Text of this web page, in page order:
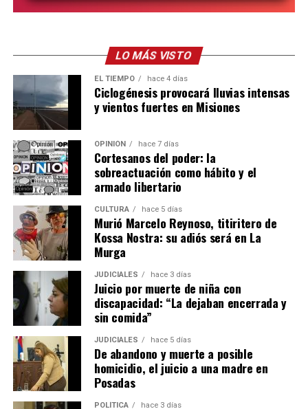
registrados en la Oficina de Empleo y en elPortal
de cada empleador mediante un cruce con ARCA.
Capacitaciones para mejorar la
empleabilidad
capacitación gratuita para fortalecer los perfiles
laborales.
“Las consideramos como la principal herramienta que le
podemos facilitar a los chicos que están en el proceso de
búsqueda laboral”, sostuvo Abrazian.
Las propuestas se dividen en cuatro ejes. El primero está
orientado al primer empleo e incluye talleres propios
sobre armado de currículum, entrevistas laborales,
orientación laboral, coaching para el empleo,
empleabilidad y oratoria.
Además, se dictan capacitaciones para emprendedores,
cursos de oficios y formaciones en habilidades aplicables
al empleo formal, como informática, Excel, diseño,
Una publicación compartida por Muni Posadas (@muniposadas)
LO MÁS VISTO
EL TIEMPO hace 4 días
Ciclogénesis provocará lluvias intensas
y vientos fuertes en Misiones
OPINIÓN hace 7 días
Cortesanos del poder: la
sobreactuación como hábito y el
armado libertario
CULTURA hace 5 días
Murió Marcelo Reynoso, titiritero de
Kossa Nostra: su adiós será en La
Murga
JUDICIALES hace 3 días
Juicio por muerte de niña con
discapacidad: “La dejaban encerrada y
sin comida”
JUDICIALES hace 5 días
De abandono y muerte a posible
homicidio, el juicio a una madre en
Posadas
POLÍTICA hace 3 días